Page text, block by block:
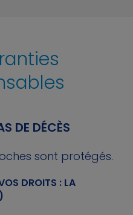
DE DÉCÈS
sont protégés.
DROITS : LA